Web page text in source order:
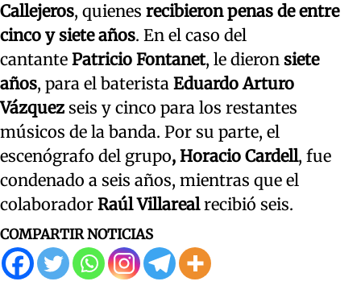
Callejeros, quienes recibieron penas de entre
cinco y siete años. En el caso del
cantante Patricio Fontanet, le dieron siete
años, para el baterista Eduardo Arturo
Vázquezseis y cinco para los restantes
músicos de la banda. Por su parte, el
escenógrafo del grupo, Horacio Cardell, fue
condenado a seis años, mientras que el
colaborador Raúl Villarealrecibió seis.
COMPARTIR NOTICIAS